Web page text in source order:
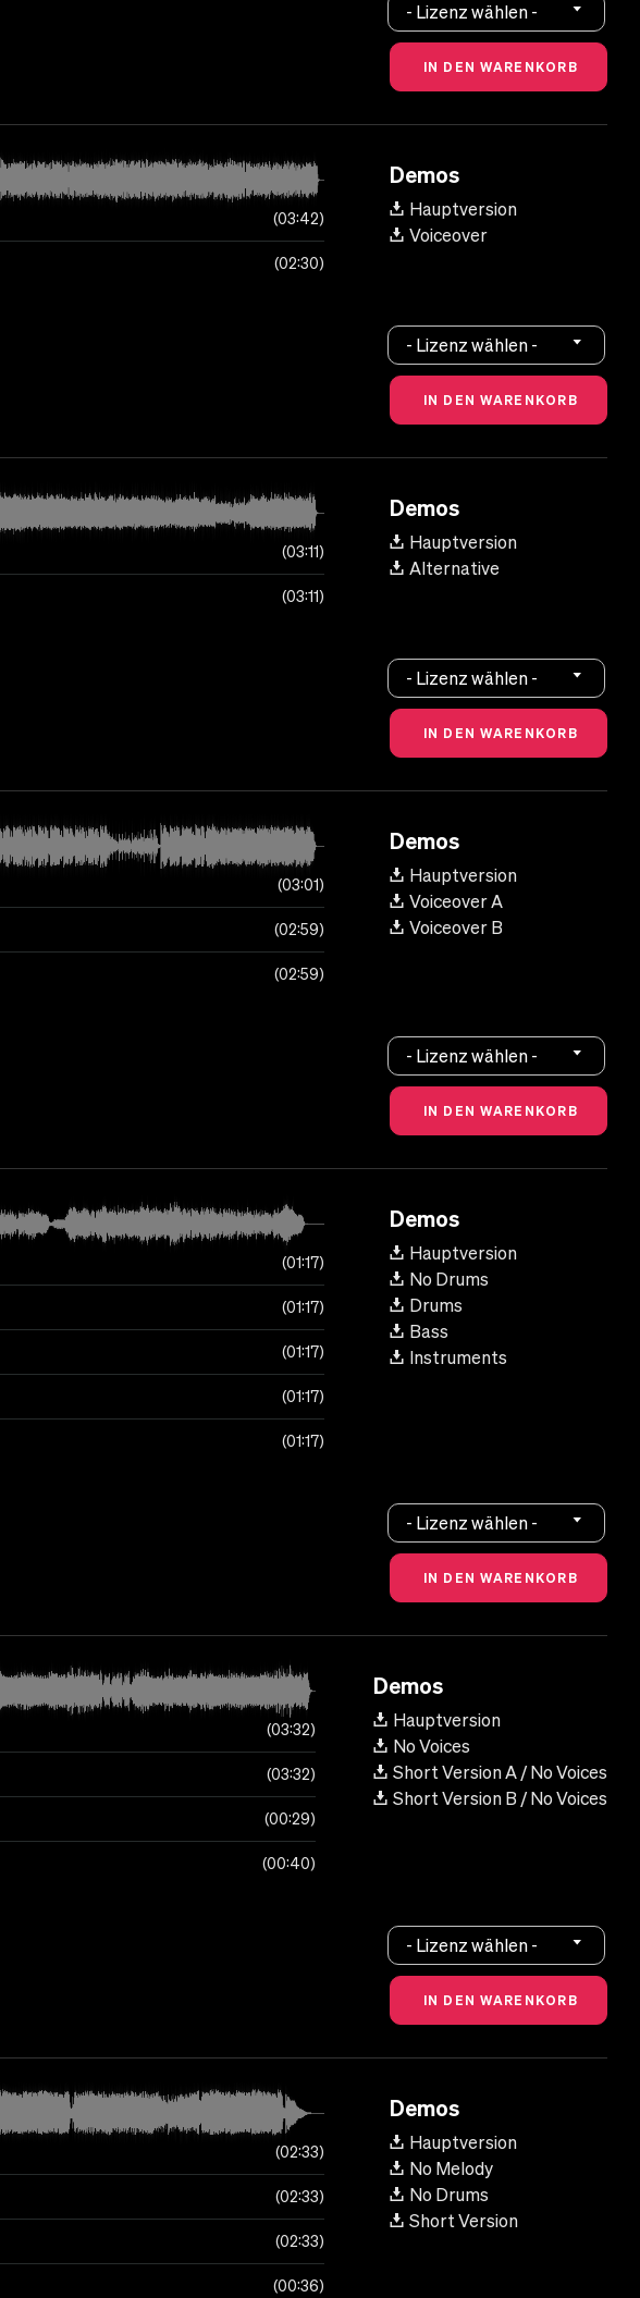
- Lizenz wählen -
03:42
02:30
Demos
Hauptversion
Voiceover
- Lizenz wählen -
03:11
03:11
Demos
Hauptversion
Alternative
- Lizenz wählen -
03:01
02:59
02:59
Demos
Hauptversion
Voiceover A
Voiceover B
- Lizenz wählen -
01:17
01:17
01:17
01:17
01:17
Demos
Hauptversion
No Drums
Drums
Bass
Instruments
- Lizenz wählen -
03:32
03:32
00:29
00:40
Demos
Hauptversion
No Voices
Short Version A / No Voices
Short Version B / No Voices
- Lizenz wählen -
02:33
02:33
02:33
00:36
Demos
Hauptversion
No Melody
No Drums
Short Version